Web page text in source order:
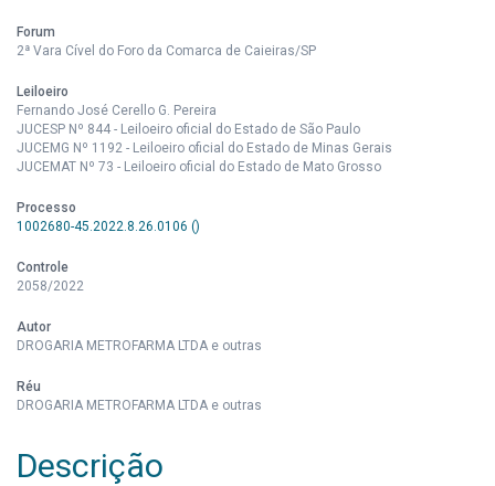
Forum
2ª Vara Cível do Foro da Comarca de Caieiras/SP
Leiloeiro
Fernando José Cerello G. Pereira
JUCESP Nº 844 - Leiloeiro oficial do Estado de São Paulo
JUCEMG Nº 1192 - Leiloeiro oficial do Estado de Minas Gerais
JUCEMAT Nº 73 - Leiloeiro oficial do Estado de Mato Grosso
Processo
1002680-45.2022.8.26.0106 ()
Controle
2058/2022
Autor
DROGARIA METROFARMA LTDA e outras
Réu
DROGARIA METROFARMA LTDA e outras
Descrição